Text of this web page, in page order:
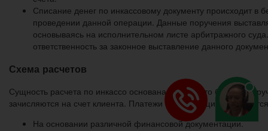
Списание денег по инкассовому документу происходит в
проведении данной операции. Данные поручения
основываясь на исполнительном листе арбитражного
ответственность за законное выставление данного
Схема расчетов
Сущность расчета по инкассо основана на том, что банк по
зачисляются на счет клиента. Платежи с плательщика
На основании различной финансовой документации.